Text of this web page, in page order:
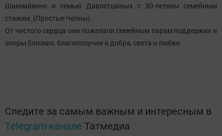
Шахмайкино и семью Давлетшиных с 30-летним семейным
стажем. (Простые Челны).
От чистого сердца они пожелали семейным парам поддержки и
опоры близких, благополучия и добра, света и любви.
Следите за самым важным и интересным в
Telegram-канале Татмедиа